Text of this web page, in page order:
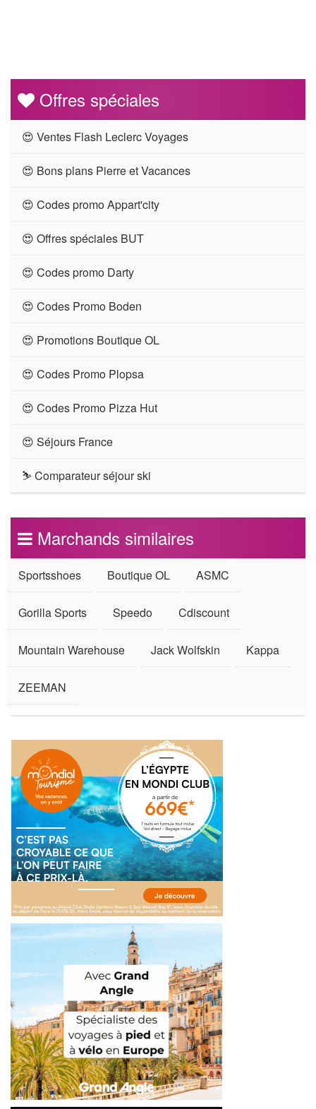
Offres spéciales
😍 Ventes Flash Leclerc Voyages
😍 Bons plans Pierre et Vacances
😍 Codes promo Appart'city
😍 Offres spéciales BUT
😍 Codes promo Darty
😍 Codes Promo Boden
😍 Promotions Boutique OL
😍 Codes Promo Plopsa
😍 Codes Promo Pizza Hut
😍 Séjours France
⛷ Comparateur séjour ski
Marchands similaires
Sportsshoes Boutique OL ASMC
Gorilla Sports Speedo Cdiscount
Mountain Warehouse Jack Wolfskin Kappa
ZEEMAN